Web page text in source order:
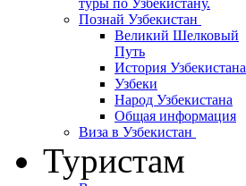
Познай Узбекистан
Великий Шелковый
Путь
История Узбекистана
Узбеки
Народ Узбекистана
Общая информация
Виза в Узбекистан
Туристам